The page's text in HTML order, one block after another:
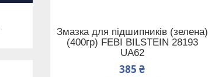
Змазка для підшипників (зелена)
(400гр) FEBI BILSTEIN 28193
UA62
385 ₴